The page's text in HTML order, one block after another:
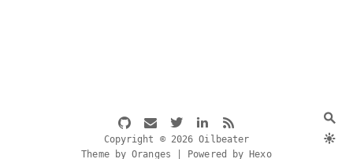
Copyright © 2026 Oilbeater
Theme by Oranges | Powered by Hexo